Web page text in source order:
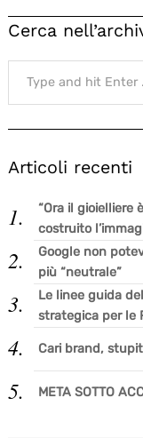
Cerca
Search
for:
Articoli recenti
“Ora il
costruito
Google non
più “neutrale”
Le linee guida
strategica per le
Cari brand,
META SOTTO